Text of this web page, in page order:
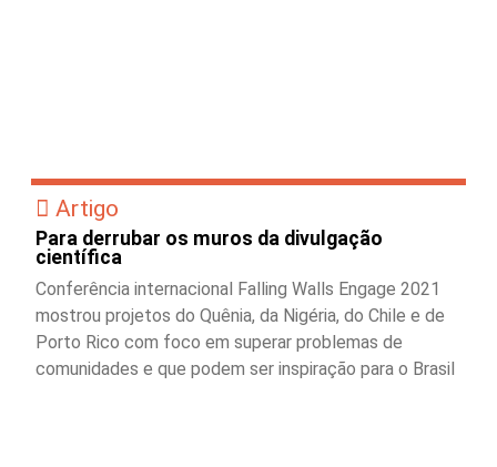
Artigo
Para derrubar os muros da divulgação
científica
Conferência internacional Falling Walls Engage 2021
mostrou projetos do Quênia, da Nigéria, do Chile e de
Porto Rico com foco em superar problemas de
comunidades e que podem ser inspiração para o Brasil